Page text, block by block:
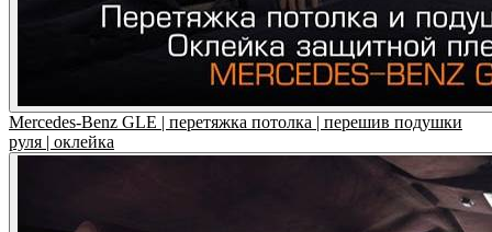
Mercedes-Benz GLE | перетяжка потолка | перешив подушки
руля | оклейка